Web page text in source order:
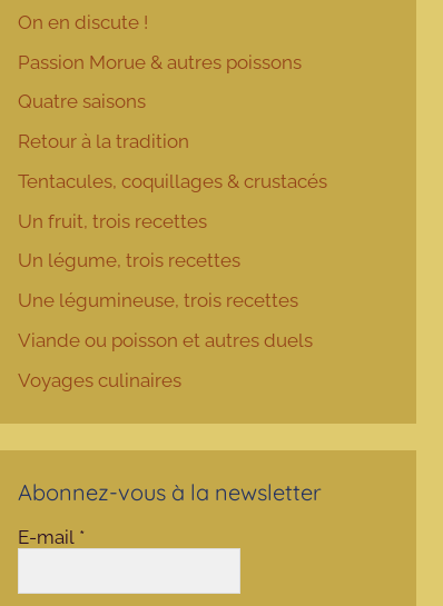
On en discute !
Passion Morue & autres poissons
Quatre saisons
Retour à la tradition
Tentacules, coquillages & crustacés
Un fruit, trois recettes
Un légume, trois recettes
Une légumineuse, trois recettes
Viande ou poisson et autres duels
Voyages culinaires
Abonnez-vous à la newsletter
E-mail *